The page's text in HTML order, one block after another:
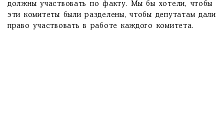
должны участвовать по факту. Мы бы хотели, чтобы
эти комитеты были разделены, чтобы депутатам дали
право участвовать в работе каждого комитета.